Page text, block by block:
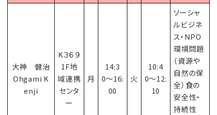
大神 健治
Ohgami K
enji
K３６９
1F地
域連携
センタ
ー
月
14:3
0〜16:
00
火
10:4
0〜12:
10
ソーシャ
ルビジネ
ス・NPO
環境問題
（資源や
自然の保
全）食の
安全性・
持続性